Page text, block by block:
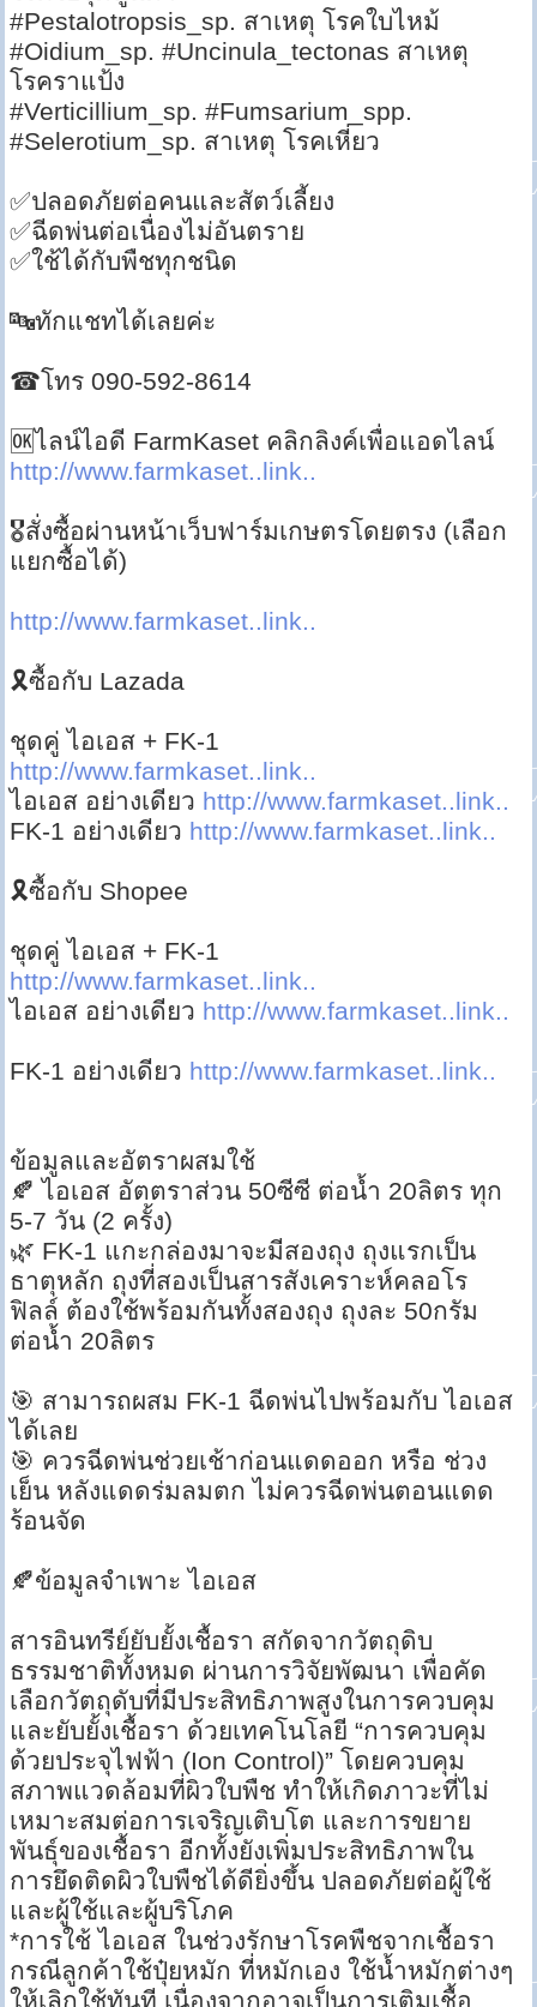
#Pestalotropsis_sp. สาเหตุ โรคใบไหม้
#Oidium_sp. #Uncinula_tectonas สาเหตุ
โรคราแป้ง
#Verticillium_sp. #Fumsarium_spp.
#Selerotium_sp. สาเหตุ โรคเหี่ยว
✅ปลอดภัยต่อคนและสัตว์เลี้ยง
✅ฉีดพ่นต่อเนื่องไม่อันตราย
✅ใช้ได้กับพืชทุกชนิด
🔤ทักแชทได้เลยค่ะ
☎โทร 090-592-8614
🆗ไลน์ไอดี FarmKaset คลิกลิงค์เพื่อแอดไลน์
http://www.farmkaset..link..
🎖สั่งซื้อผ่านหน้าเว็บฟาร์มเกษตรโดยตรง (เลือก
แยกซื้อได้)
http://www.farmkaset..link..
🎗ซื้อกับ Lazada
ชุดคู่ ไอเอส + FK-1
http://www.farmkaset..link..
ไอเอส อย่างเดียว http://www.farmkaset..link..
FK-1 อย่างเดียว http://www.farmkaset..link..
🎗ซื้อกับ Shopee
ชุดคู่ ไอเอส + FK-1
http://www.farmkaset..link..
ไอเอส อย่างเดียว http://www.farmkaset..link..
FK-1 อย่างเดียว http://www.farmkaset..link..
ข้อมูลและอัตราผสมใช้
🍂 ไอเอส อัตตราส่วน 50ซีซี ต่อน้ำ 20ลิตร ทุก
5-7 วัน (2 ครั้ง)
🌿 FK-1 แกะกล่องมาจะมีสองถุง ถุงแรกเป็น
ธาตุหลัก ถุงที่สองเป็นสารสังเคราะห์คลอโร
ฟิลล์ ต้องใช้พร้อมกันทั้งสองถุง ถุงละ 50กรัม
ต่อน้ำ 20ลิตร
🎯 สามารถผสม FK-1 ฉีดพ่นไปพร้อมกับ ไอเอส
ได้เลย
🎯 ควรฉีดพ่นช่วยเช้าก่อนแดดออก หรือ ช่วง
เย็น หลังแดดร่มลมตก ไม่ควรฉีดพ่นตอนแดด
ร้อนจัด
🍂ข้อมูลจำเพาะ ไอเอส
สารอินทรีย์ยับยั้งเชื้อรา สกัดจากวัตถุดิบ
ธรรมชาติทั้งหมด ผ่านการวิจัยพัฒนา เพื่อคัด
เลือกวัตถุดับที่มีประสิทธิภาพสูงในการควบคุม
และยับยั้งเชื้อรา ด้วยเทคโนโลยี “การควบคุม
ด้วยประจุไฟฟ้า (Ion Control)” โดยควบคุม
สภาพแวดล้อมที่ผิวใบพืช ทำให้เกิดภาวะที่ไม่
เหมาะสมต่อการเจริญเติบโต และการขยาย
พันธุ์ของเชื้อรา อีกทั้งยังเพิ่มประสิทธิภาพใน
การยึดติดผิวใบพืชได้ดียิ่งขึ้น ปลอดภัยต่อผู้ใช้
และผู้ใช้และผู้บริโภค
*การใช้ ไอเอส ในช่วงรักษาโรคพืชจากเชื้อรา
กรณีลูกค้าใช้ปุ๋ยหมัก ที่หมักเอง ใช้น้ำหมักต่างๆ
ให้เลิกใช้ทันที เนื่องจากอาจเป็นการเติมเชื้อ